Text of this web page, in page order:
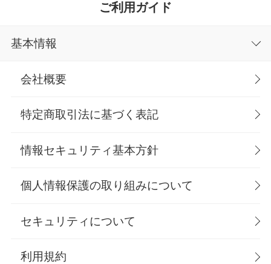
ご利用ガイド
基本情報
会社概要
特定商取引法に基づく表記
情報セキュリティ基本方針
個人情報保護の取り組みについて
セキュリティについて
利用規約